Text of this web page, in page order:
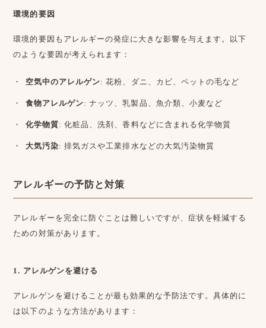
環境的要因
環境的要因もアレルギーの発症に大きな影響を与えます。以下
のような要因が考えられます：
空気中のアレルゲン: 花粉、ダニ、カビ、ペットの毛など
食物アレルゲン: ナッツ、乳製品、魚介類、小麦など
化学物質: 化粧品、洗剤、香料などに含まれる化学物質
大気汚染: 排気ガスや工業排水などの大気汚染物質
アレルギーの予防と対策
アレルギーを完全に防ぐことは難しいですが、症状を軽減する
ための対策があります。
1. アレルゲンを避ける
アレルゲンを避けることが最も効果的な予防法です。具体的に
は以下のような方法があります：